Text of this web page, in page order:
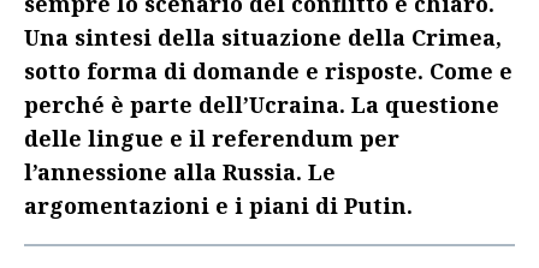
Una sintesi della situazione della Crimea,
sotto forma di domande e risposte. Come e
perché è parte dell’Ucraina. La questione
delle lingue e il referendum per
l’annessione alla Russia. Le
argomentazioni e i piani di Putin.